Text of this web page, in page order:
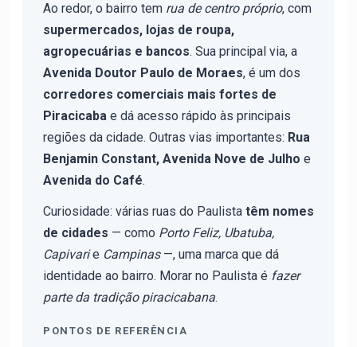
Ao redor, o bairro tem rua de centro próprio, com
supermercados, lojas de roupa,
agropecuárias e bancos. Sua principal via, a
Avenida Doutor Paulo de Moraes, é um dos
corredores comerciais mais fortes de
Piracicaba e dá acesso rápido às principais
regiões da cidade. Outras vias importantes: Rua
Benjamin Constant, Avenida Nove de Julho e
Avenida do Café.
Curiosidade: várias ruas do Paulista têm nomes
de cidades — como Porto Feliz, Ubatuba,
Capivarie Campinas—, uma marca que dá
identidade ao bairro. Morar no Paulista é fazer
parte da tradição piracicabana.
PONTOS DE REFERÊNCIA